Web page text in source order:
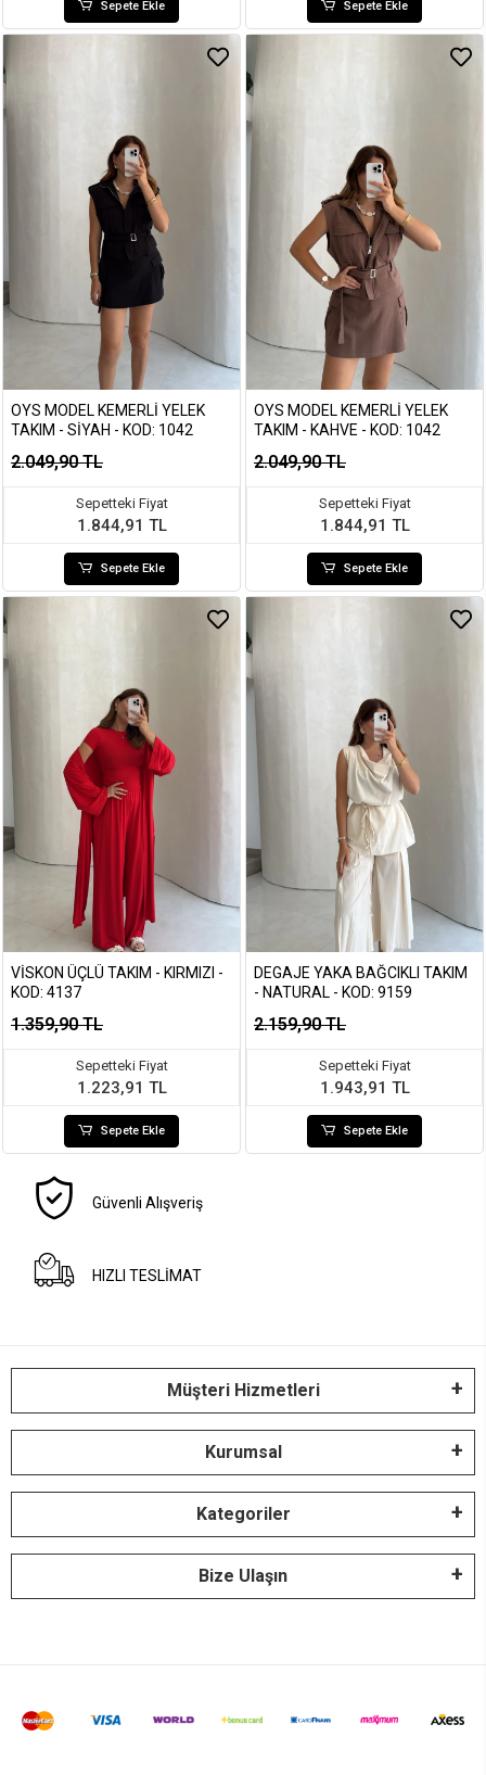
Sepete Ekle Sepete Ekle
OYS MODEL KEMERLI YELEK
TAKIM - SIYAH - KOD: 1042
2.049,90 TL
Sepetteki Fiyat
1.844,91 TL
Sepete Ekle
OYS MODEL KEMERLI YELEK
TAKIM - KAHVE - KOD: 1042
2.049,90 TL
Sepetteki Fiyat
1.844,91 TL
Sepete Ekle
VISKON ÜÇLÜ TAKIM - KIRMIZI -
KOD: 4137
1.359,90 TL
Sepetteki Fiyat
1.223,91 TL
Sepete Ekle
DEGAJE YAKA BAĞCIKLI TAKIM
- NATURAL - KOD: 9159
2.159,90 TL
Sepetteki Fiyat
1.943,91 TL
Sepete Ekle
Güvenli Alışveriş
HIZLI TESLİMAT
Müşteri Hizmetleri
Kurumsal
Kategoriler
Bize Ulaşın